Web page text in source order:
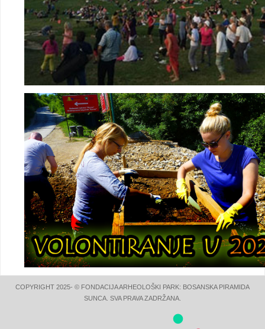
COPYRIGHT 2025- © FONDACIJA ARHEOLOŠKI PARK: BOSANSKA PIRAMIDA
SUNCA. SVA PRAVA ZADRŽANA.